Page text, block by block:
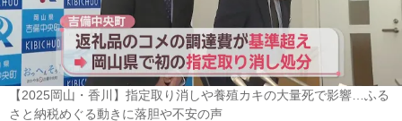
【2025岡山・香川】指定取り消しや養殖カキの大量死で影響…ふる
さと納税めぐる動きに落胆や不安の声